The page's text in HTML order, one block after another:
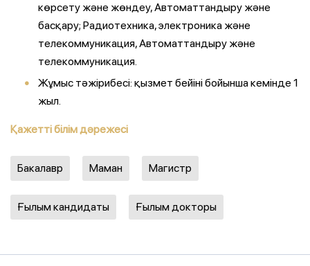
көрсету және жөндеу, Автоматтандыру және
басқару; Радиотехника, электроника және
телекоммуникация, Автоматтандыру және
телекоммуникация.
Жұмыс тәжірибесі: қызмет бейіні бойынша кемінде 1
жыл.
Қажетті білім дәрежесі
Бакалавр Маман Магистр
Ғылым кандидаты Ғылым докторы